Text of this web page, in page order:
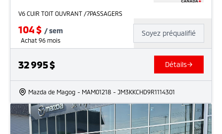
V6 CUIR TOIT OUVRANT /7PASSAGERS
104$ /sem
Achat 96 mois
Soyez préqualifié
32 995$ Détails
Mazda de Magog - MAM01218 - JM3KKCHD9R1114301